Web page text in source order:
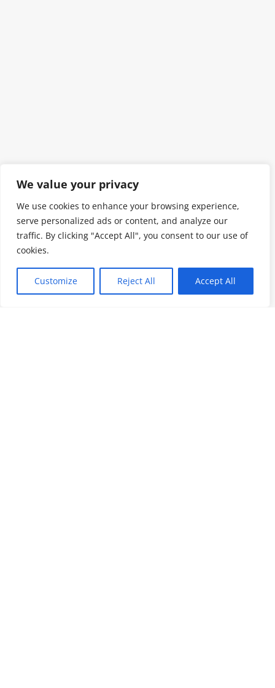
We value your privacy
We use cookies to enhance your browsing experience,
serve personalized ads or content, and analyze our
traffic. By clicking "Accept All", you consent to our use of
cookies.
Customize Reject All Accept All